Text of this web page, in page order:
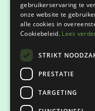
gebruikerservaring te
onze website te
alle cookies in
Cookiebeleid. Lees
STRIKT
PRESTATIE
TARGETING